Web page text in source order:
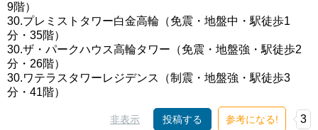
9階）
30.プレミストタワー白金高輪（免震・地盤中・駅徒歩1
分・35階）
30.ザ・パークハウス高輪タワー（免震・地盤強・駅徒歩2
分・26階）
30.ワテラスタワーレジデンス（制震・地盤強・駅徒歩3
分・41階）
非表示 投稿する 参考になる! 3